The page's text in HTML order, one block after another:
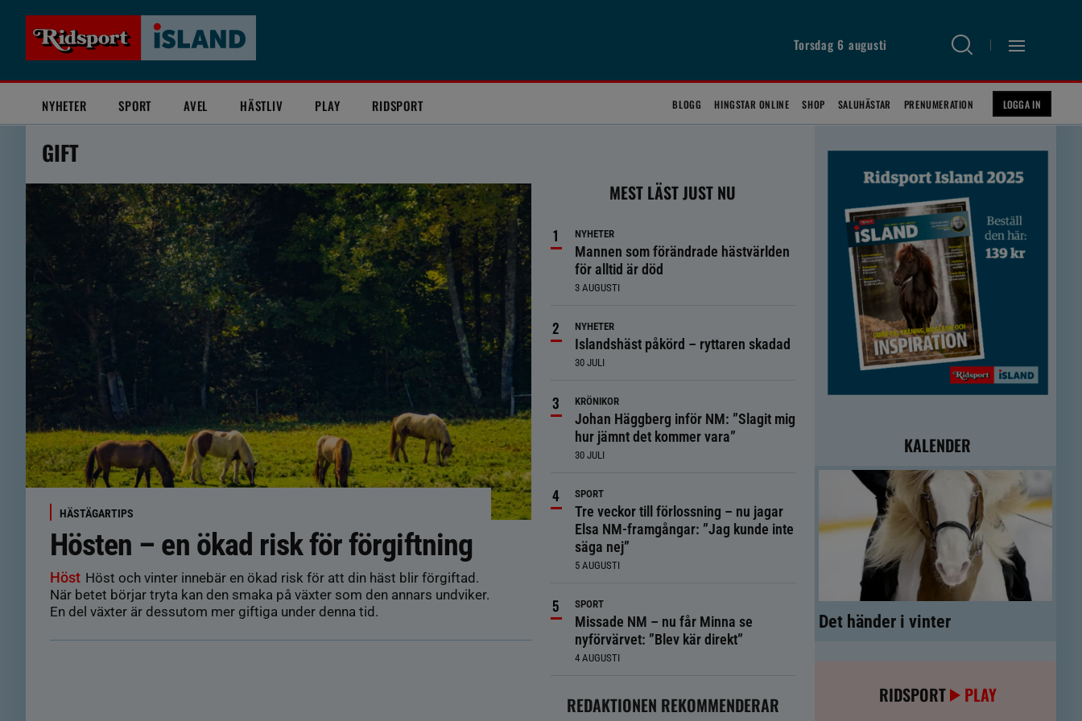
Torsdag 6 augusti
NYHETER SPORT AVEL HÄSTLIV PLAY RIDSPORT BLOGG HINGSTAR ONLINE SHOP SALUHÄSTAR PRENUMERATION LOGGA IN
GIFT
HÄSTÄGARTIPS
Hösten – en ökad risk för förgiftning
Höst Höst och vinter innebär en ökad risk för att din häst blir förgiftad.
När betet börjar tryta kan den smaka på växter som den annars undviker.
En del växter är dessutom mer giftiga under denna tid.
MEST LÄST JUST NU
NYHETER
Mannen som förändrade hästvärlden
för alltid är död
3 AUGUSTI
NYHETER
Islandshäst påkörd – ryttaren skadad
30 JULI
KRÖNIKOR
Johan Häggberg inför NM: ”Slagit mig
hur jämnt det kommer vara”
30 JULI
SPORT
Tre veckor till förlossning – nu jagar
Elsa NM-framgångar: ”Jag kunde inte
säga nej”
5 AUGUSTI
SPORT
Missade NM – nu får Minna se
nyförvärvet: ”Blev kär direkt”
4 AUGUSTI
REDAKTIONEN REKOMMENDERAR
KALENDER
Det händer i vinter
RIDSPORT PLAY